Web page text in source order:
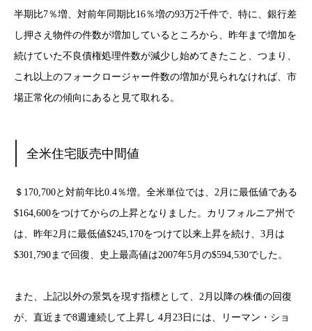
半期比7％増、対前年同期比16％増の93万2千件で、特に、銀行差
し押さえ物件の件数が増加しているところから、昨年まで増加を
続けていた不良債権処理件数が減少し始めてきたこと、つまり、
これ以上のフォークロージャー件数の増加が見られなければ、市
場正常化の傾向にあると見て取れる。
全米住宅販売中間値
＄170,700と対前年比0.4％増。全米単位では、2月に最低値である
$164,600をつけてからの上昇となりました。カリフォルニア州で
は、昨年2月に最低値$245,170をつけて以来上昇を続け、3月は
$301,790まで回復、史上最高値は2007年5月の$594,530でした。
また、上記以外の景気を現す指標として、2月以降の株価の回復
が、直近まで8週連続して上昇し 4月23日には、リーマン・ショ